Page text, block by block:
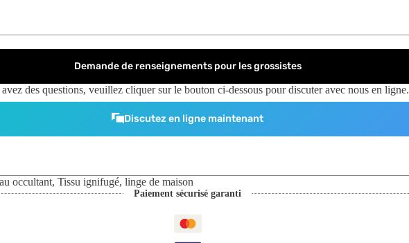
Demande de renseignements pour les grossistes
des questions, veuillez cliquer sur le bouton ci-dessous pour discuter avec nous en ligne.
Discutez en ligne maintenant
occultant, Tissu ignifugé, linge de maison
Paiement sécurisé garanti